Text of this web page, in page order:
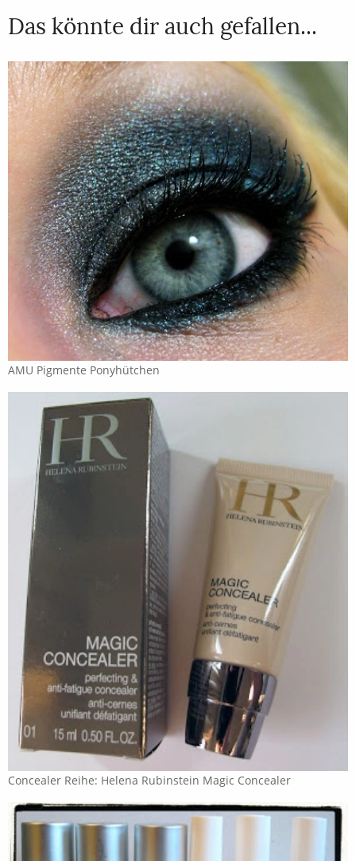
Das könnte dir auch gefallen...
AMU Pigmente Ponyhütchen
Concealer Reihe: Helena Rubinstein Magic Concealer